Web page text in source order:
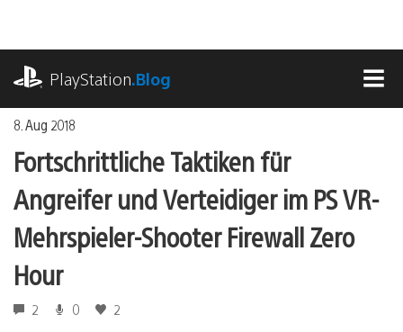
springen
PlayStation.Blog
8. Aug 2018
Fortschrittliche Taktiken für
Angreifer und Verteidiger im PS VR-
Mehrspieler-Shooter Firewall Zero
Hour
2 0 2